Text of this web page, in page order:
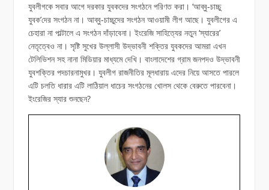
যুবলীগকে সবার আগে দরকার যুবকদের সংগঠনে পরিণত করা। ‘আব্বু-চাচ্চু
যুবক’দের সংগঠন না। আব্বু-চাচ্চুদের সংগঠন আওয়ামী লীগ আছে। যুবলীগের এ
চেহারা না পাল্টালে এ সংগঠন দাঁড়াবেনা। ইংরেজি সাহিত্যের নতুন ‘স্যারের’
নেতৃত্বেও না। সৃষ্টি সুখের উল্লাসী উদ্ভাবনী শক্তির যুবকদের আমরা এখন
টেলিভিশন সহ নানা মিডিয়ার মাধ্যমে দেখি। বাংলাদেশের গ্রাম জনপদও উদ্ভাবনী
যুবশক্তির পদচারনামুখর। যুবলীগ রাজনীতির মূলধারায় এদের নিয়ে আসতে পারলে
এটি চলতি ধারার এটি লাঠিয়াল ধাচের সংগঠনের খোলস থেকে বেরুতে পারবেনা।
ইংরেজির স্যার শুনছেন?